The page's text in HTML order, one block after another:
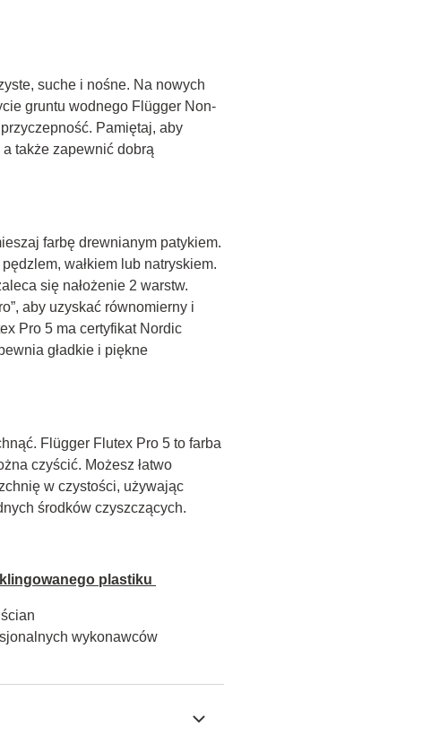
suche i nośne. Na nowych
gruntu wodnego Flügger Non-
Pamiętaj, aby
także zapewnić dobrą
farbę drewnianym patykiem.
wałkiem lub natryskiem.
się nałożenie 2 warstw.
aby uzyskać równomierny i
Pro 5 ma certyfikat Nordic
gładkie i piękne
Flügger Flutex Pro 5 to farba
czyścić. Możesz łatwo
w czystości, używając
środków czyszczących.
plastiku
wykonawców